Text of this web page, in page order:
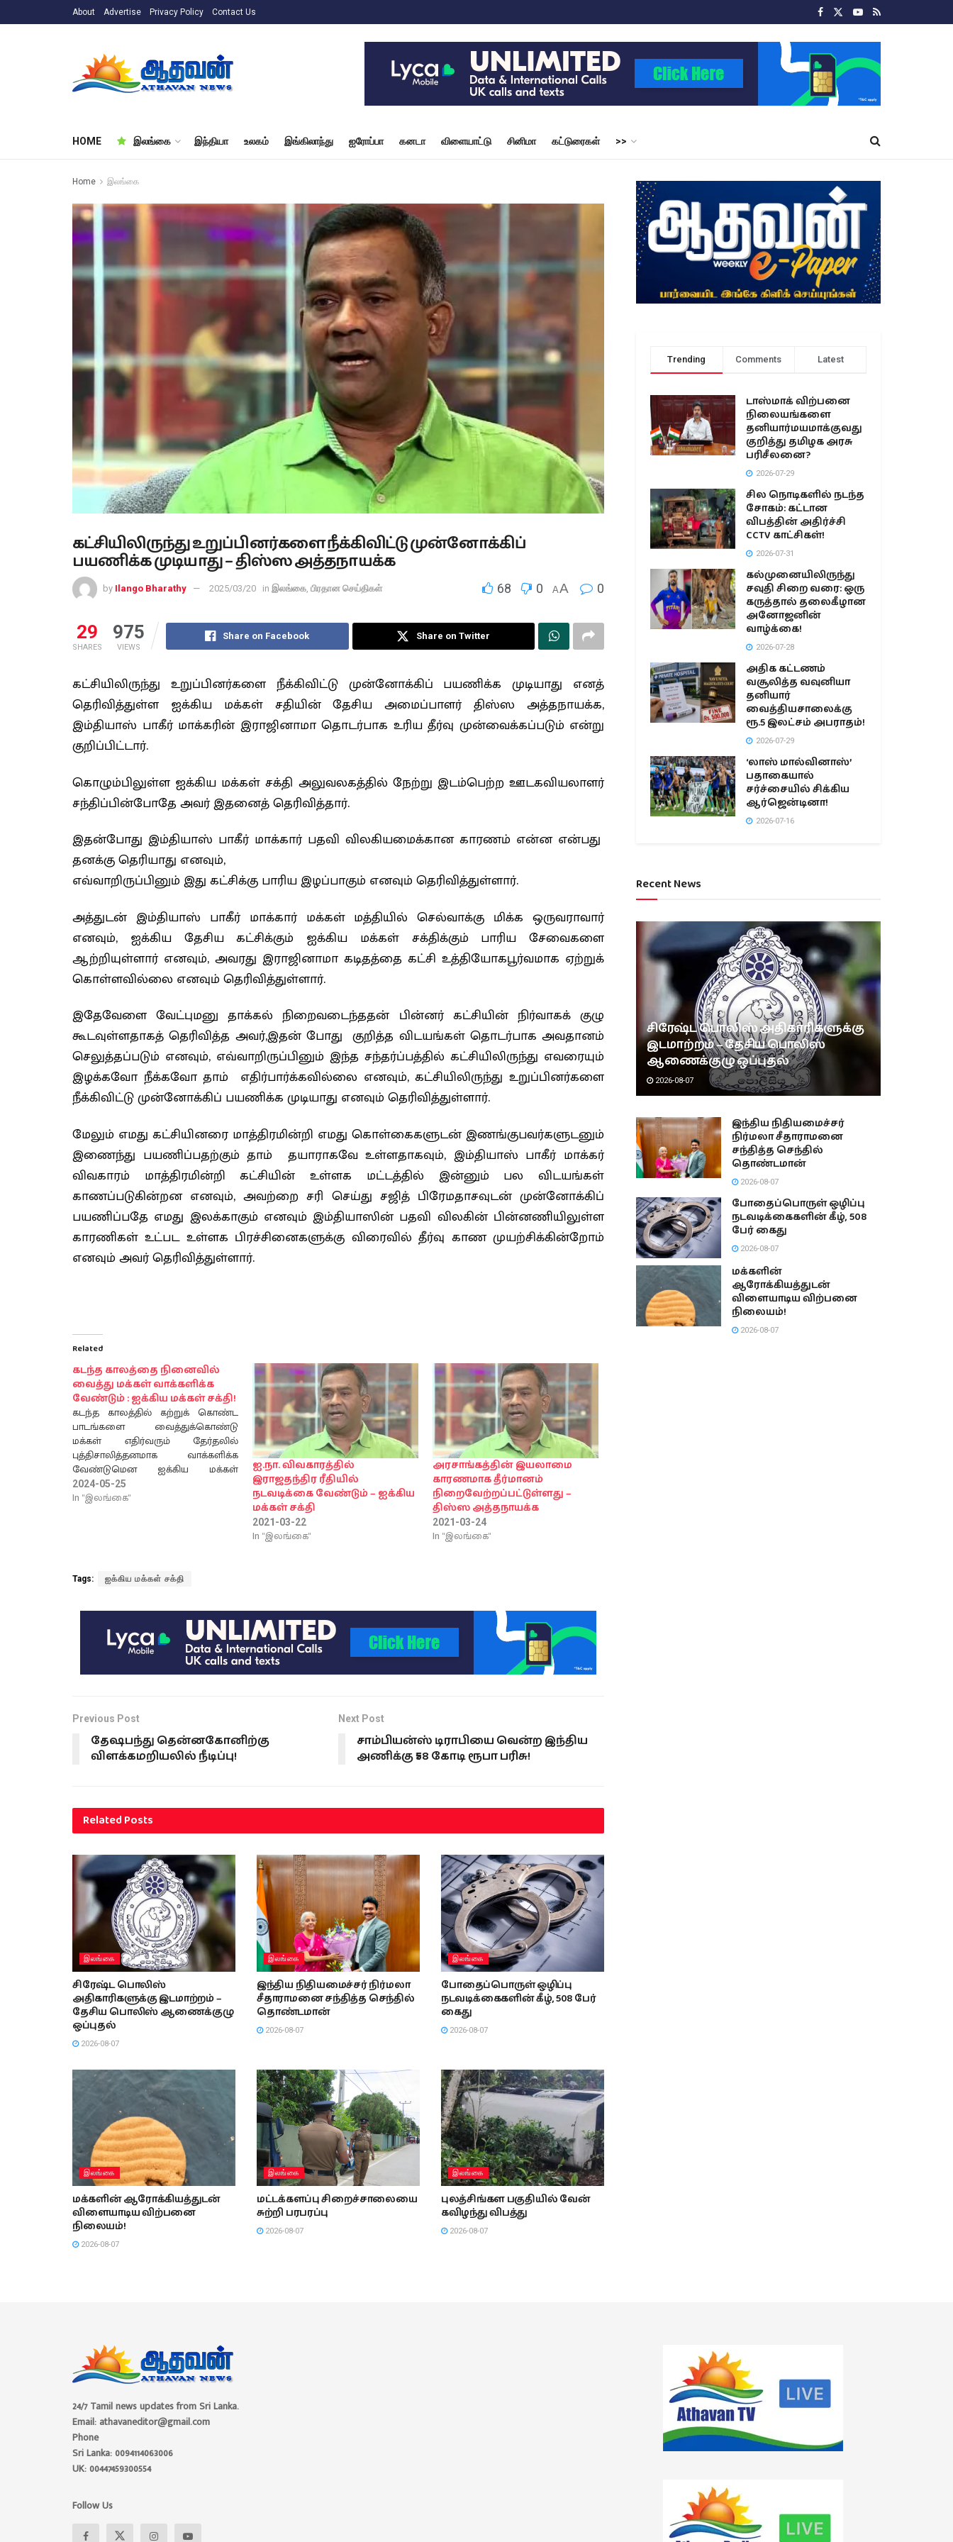
About Advertise Privacy Policy Contact Us
HOME இலங்கை இந்தியா உலகம் இங்கிலாந்து ஐரோப்பா கனடா விளையாட்டு சினிமா கட்டுரைகள் >>
Home இலங்கை
கட்சியிலிருந்து உறுப்பினர்களை நீக்கிவிட்டு முன்னோக்கிப்
பயணிக்க முடியாது – திஸ்ஸ அத்தநாயக்க
by Ilango Bharathy 2025/03/20 in இலங்கை, பிரதான செய்திகள் 68 0 AA 0
29
SHARES
975
VIEWS
Share on Facebook Share on Twitter
கட்சியிலிருந்து உறுப்பினர்களை நீக்கிவிட்டு முன்னோக்கிப் பயணிக்க முடியாது எனத்
தெரிவித்துள்ள ஐக்கிய மக்கள் சதியின் தேசிய அமைப்பாளர் திஸ்ஸ அத்தநாயக்க,
இம்தியாஸ் பாகீர் மாக்கரின் இராஜினாமா தொடர்பாக உரிய தீர்வு முன்வைக்கப்படும் என்று
குறிப்பிட்டார்.
கொழும்பிலுள்ள ஐக்கிய மக்கள் சக்தி அலுவலகத்தில் நேற்று இடம்பெற்ற ஊடகவியலாளர்
சந்திப்பின்போதே அவர் இதனைத் தெரிவித்தார்.
இதன்போது இம்தியாஸ் பாகீர் மாக்கார் பதவி விலகியமைக்கான காரணம் என்ன என்பது
தனக்கு தெரியாது எனவும்,
எவ்வாறிருப்பினும் இது கட்சிக்கு பாரிய இழப்பாகும் எனவும் தெரிவித்துள்ளார்.
அத்துடன் இம்தியாஸ் பாகீர் மாக்கார் மக்கள் மத்தியில் செல்வாக்கு மிக்க ஒருவராவார்
எனவும், ஐக்கிய தேசிய கட்சிக்கும் ஐக்கிய மக்கள் சக்திக்கும் பாரிய சேவைகளை
ஆற்றியுள்ளார் எனவும், அவரது இராஜினாமா கடிதத்தை கட்சி உத்தியோகபூர்வமாக ஏற்றுக்
கொள்ளவில்லை எனவும் தெரிவித்துள்ளார்.
இதேவேளை வேட்புமனு தாக்கல் நிறைவடைந்ததன் பின்னர் கட்சியின் நிர்வாகக் குழு
கூடவுள்ளதாகத் தெரிவித்த அவர்,இதன் போது குறித்த விடயங்கள் தொடர்பாக அவதானம்
செலுத்தப்படும் எனவும், எவ்வாறிருப்பினும் இந்த சந்தர்ப்பத்தில் கட்சியிலிருந்து எவரையும்
இழக்கவோ நீக்கவோ தாம் எதிர்பார்க்கவில்லை எனவும், கட்சியிலிருந்து உறுப்பினர்களை
நீக்கிவிட்டு முன்னோக்கிப் பயணிக்க முடியாது எனவும் தெரிவித்துள்ளார்.
மேலும் எமது கட்சியினரை மாத்திரமின்றி எமது கொள்கைகளுடன் இணங்குபவர்களுடனும்
இணைந்து பயணிப்பதற்கும் தாம் தயாராகவே உள்ளதாகவும், இம்தியாஸ் பாகீர் மாக்கர்
விவகாரம் மாத்திரமின்றி கட்சியின் உள்ளக மட்டத்தில் இன்னும் பல விடயங்கள்
காணப்படுகின்றன எனவும், அவற்றை சரி செய்து சஜித் பிரேமதாசவுடன் முன்னோக்கிப்
பயணிப்பதே எமது இலக்காகும் எனவும் இம்தியாஸின் பதவி விலகின் பின்னணியிலுள்ள
காரணிகள் உட்பட உள்ளக பிரச்சினைகளுக்கு விரைவில் தீர்வு காண முயற்சிக்கின்றோம்
எனவும் அவர் தெரிவித்துள்ளார்.
Related
கடந்த காலத்தை நினைவில்
வைத்து மக்கள் வாக்களிக்க
வேண்டும் : ஐக்கிய மக்கள் சக்தி!
கடந்த காலத்தில் கற்றுக் கொண்ட
பாடங்களை வைத்துக்கொண்டு
மக்கள் எதிர்வரும் தேர்தலில்
புத்திசாலித்தனமாக வாக்களிக்க
வேண்டுமென ஐக்கிய மக்கள்
சக்தியின் நாடாளுமன்ற உறுப்பினர்
இம்தியாஸ் பாக்கிர் மாக்கார்
அறிவிக்கும் பொறுப்பு தேர்தல்
எனவே அரசியல்வாதிகள்
அதுதொடர்பில் முடிவெடுக்க முடியாது
எனவும் குறிப்பிட்டார். ஆகவே
எதிர்வரும் தேர்தலின்போது…
2024-05-25
In "இலங்கை"
ஐ.நா. விவகாரத்தில்
இராஜதந்திர ரீதியில்
நடவடிக்கை வேண்டும் – ஐக்கிய
மக்கள் சக்தி
2021-03-22
In "இலங்கை"
அரசாங்கத்தின் இயலாமை
காரணமாக தீர்மானம்
நிறைவேற்றப்பட்டுள்ளது –
திஸ்ஸ அத்தநாயக்க
2021-03-24
In "இலங்கை"
Tags: ஐக்கிய மக்கள் சக்தி
Previous Post
தேஷபந்து தென்னகோனிற்கு
விளக்கமறியலில் நீடிப்பு!
Next Post
சாம்பியன்ஸ் டிராபியை வென்ற இந்திய
அணிக்கு ₹58 கோடி ரூபா பரிசு!
RelatedPosts
இலங்கை
சிரேஷ்ட பொலிஸ்
அதிகாரிகளுக்கு இடமாற்றம் –
தேசிய பொலிஸ் ஆணைக்குழு
ஒப்புதல்
2026-08-07
இலங்கை
இந்திய நிதியமைச்சர் நிர்மலா
சீதாராமனை சந்தித்த செந்தில்
தொண்டமான்
2026-08-07
இலங்கை
போதைப்பொருள் ஒழிப்பு
நடவடிக்கைகளின் கீழ், 508 பேர்
கைது
2026-08-07
இலங்கை
மக்களின் ஆரோக்கியத்துடன்
விளையாடிய விற்பனை
நிலையம்!
2026-08-07
இலங்கை
மட்டக்களப்பு சிறைச்சாலையை
சுற்றி பரபரப்பு
2026-08-07
இலங்கை
புலத்சிங்கள பகுதியில் வேன்
கவிழந்து விபத்து
2026-08-07
Trending Comments Latest
டாஸ்மாக் விற்பனை
நிலையங்களை
தனியார்மயமாக்குவது
குறித்து தமிழக அரசு
பரிசீலனை?
2026-07-29
சில நொடிகளில் நடந்த
சோகம்: கட்டான
விபத்தின் அதிர்ச்சி
CCTV காட்சிகள்!
2026-07-31
கல்முனையிலிருந்து
சவுதி சிறை வரை: ஒரு
கருத்தால் தலைகீழான
அனோஜனின்
வாழ்க்கை!
2026-07-28
அதிக கட்டணம்
வசூலித்த வவுனியா
தனியார்
வைத்தியசாலைக்கு
ரூ.5 இலட்சம் அபராதம்!
2026-07-29
‘லாஸ் மால்வினாஸ்’
பதாகையால்
சர்ச்சையில் சிக்கிய
ஆர்ஜென்டினா!
2026-07-16
Recent News
சிரேஷ்ட பொலிஸ் அதிகாரிகளுக்கு
இடமாற்றம் – தேசிய பொலிஸ்
ஆணைக்குழு ஒப்புதல்
2026-08-07
இந்திய நிதியமைச்சர்
நிர்மலா சீதாராமனை
சந்தித்த செந்தில்
தொண்டமான்
2026-08-07
போதைப்பொருள் ஒழிப்பு
நடவடிக்கைகளின் கீழ், 508
பேர் கைது
2026-08-07
மக்களின்
ஆரோக்கியத்துடன்
விளையாடிய விற்பனை
நிலையம்!
2026-08-07
24/7 Tamil news updates from Sri Lanka.
Email: athavaneditor@gmail.com
Phone
Sri Lanka: 0094114063006
UK: 00447459300554
Follow Us